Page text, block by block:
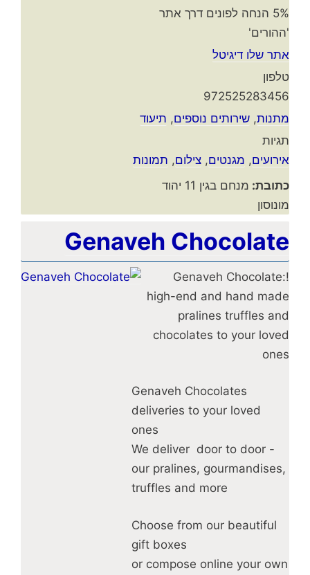
5% הנחה לפונים דרך אתר
'ההורים'
אתר שלו דיגיטל
טלפון
972525283456
מתנות, שירותים נוספים, תיעוד
תגיות
אירועים, מגנטים, צילום, תמונות
כתובת:
מנחם בגין 11 יהוד
מונוסון
Genaveh Chocolate
!Genaveh Chocolate:
high-end and hand made
pralines truffles and
chocolates to your loved
ones
Genaveh Chocolates
deliveries to your loved
ones
We deliver door to door -
our pralines, gourmandises,
truffles and more
Choose from our beautiful
gift boxes
or compose online your own